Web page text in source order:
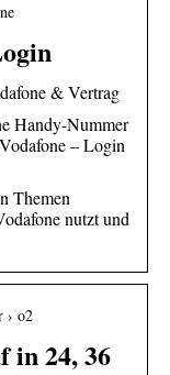
& Vertrag
Handy-Nummer
– Login
Themen
nutzt und
› o2
in 24, 36